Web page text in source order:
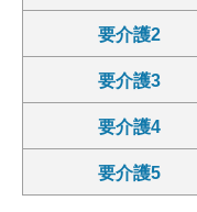
要介護2
要介護3
要介護4
要介護5